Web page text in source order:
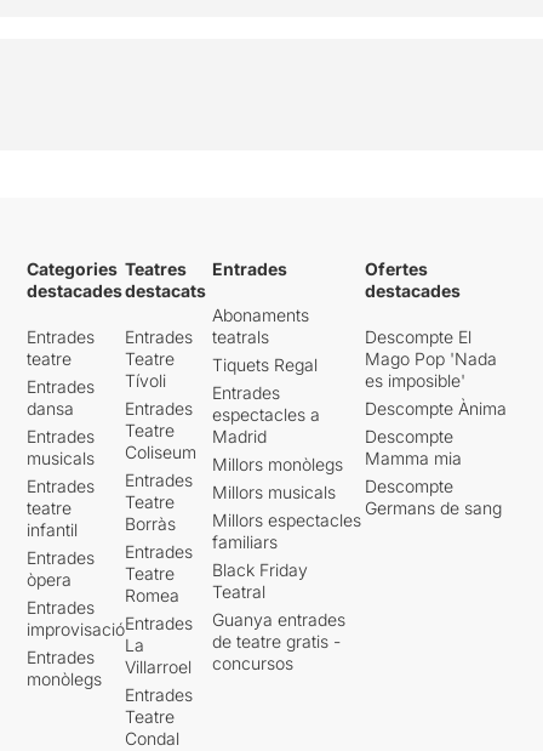
Categories
destacades
Entrades
teatre
Entrades
dansa
Entrades
musicals
Entrades
teatre
infantil
Entrades
òpera
Entrades
improvisació
Entrades
monòlegs
Teatres
destacats
Entrades
Teatre
Tívoli
Entrades
Teatre
Coliseum
Entrades
Teatre
Borràs
Entrades
Teatre
Romea
Entrades
La
Villarroel
Entrades
Teatre
Condal
Entrades
Abonaments
teatrals
Tiquets Regal
Entrades
espectacles a
Madrid
Millors monòlegs
Millors musicals
Millors espectacles
familiars
Black Friday
Teatral
Guanya entrades
de teatre gratis -
concursos
Ofertes
destacades
Descompte El
Mago Pop 'Nada
es imposible'
Descompte Ànima
Descompte
Mamma mia
Descompte
Germans de sang